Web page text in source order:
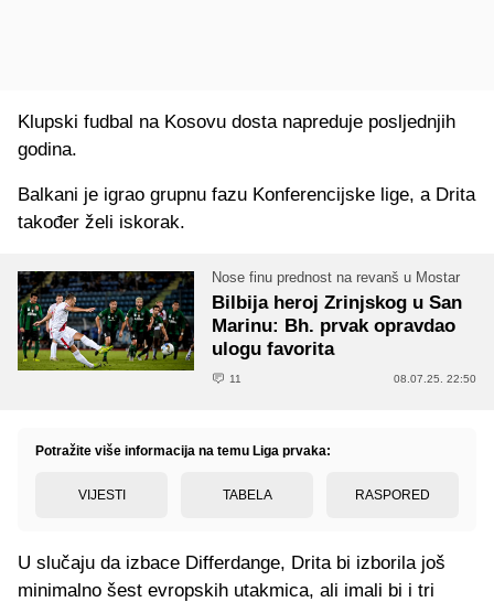
Klupski fudbal na Kosovu dosta napreduje posljednjih
godina.
Balkani je igrao grupnu fazu Konferencijske lige, a Drita
također želi iskorak.
Nose finu prednost na revanš u Mostar
Bilbija heroj Zrinjskog u San
Marinu: Bh. prvak opravdao
ulogu favorita
11 08.07.25. 22:50
Potražite više informacija na temu Liga prvaka:
VIJESTI TABELA RASPORED
U slučaju da izbace Differdange, Drita bi izborila još
minimalno šest evropskih utakmica, ali imali bi i tri